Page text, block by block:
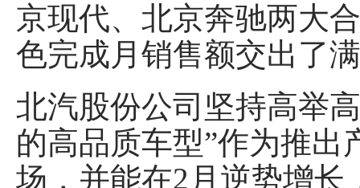
京现代、北京奔驰两大
色完成月销售额交出了
北汽股份公司坚持高举
的高品质车型”作为推
场，并能在2月逆势增